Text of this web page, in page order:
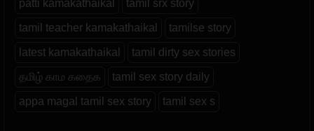
patti kamakathaikal tamil srx story
tamil teacher kamakathaikal tamilse story
latest kamakathaikal tamil dirty sex stories
தமிழ் காம கதைக tamil sex story daily
appa magal tamil sex story tamil sex s